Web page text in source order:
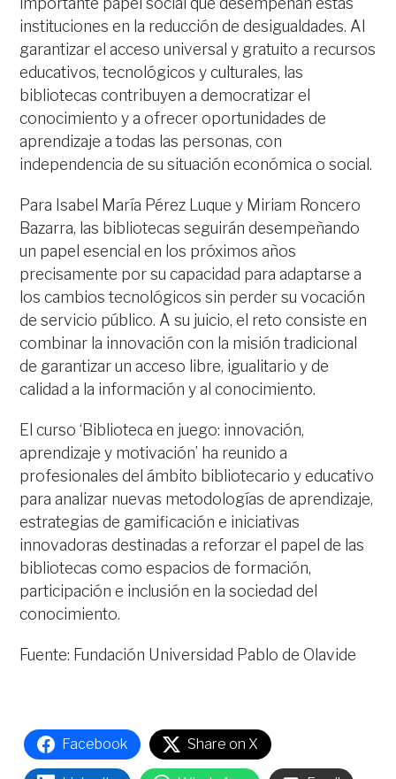
instituciones en la reducción de desigualdades. Al
garantizar el acceso universal y gratuito a recursos
educativos, tecnológicos y culturales, las
bibliotecas contribuyen a democratizar el
conocimiento y a ofrecer oportunidades de
aprendizaje a todas las personas, con
independencia de su situación económica o social.
Para Isabel María Pérez Luque y Miriam Roncero
Bazarra, las bibliotecas seguirán desempeñando
un papel esencial en los próximos años
precisamente por su capacidad para adaptarse a
los cambios tecnológicos sin perder su vocación
de servicio público. A su juicio, el reto consiste en
combinar la innovación con la misión tradicional
de garantizar un acceso libre, igualitario y de
calidad a la información y al conocimiento.
El curso ‘Biblioteca en juego: innovación,
aprendizaje y motivación’ ha reunido a
profesionales del ámbito bibliotecario y educativo
para analizar nuevas metodologías de aprendizaje,
estrategias de gamificación e iniciativas
innovadoras destinadas a reforzar el papel de las
bibliotecas como espacios de formación,
participación e inclusión en la sociedad del
conocimiento.
Fuente: Fundación Universidad Pablo de Olavide
Facebook Share on X